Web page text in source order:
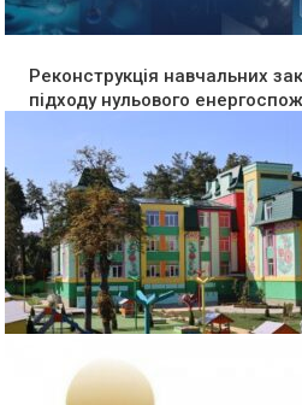
Реконструкція навчальних
підходу нульового